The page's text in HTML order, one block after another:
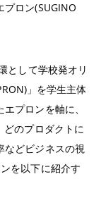
ロン(SUGINO
として学校発オリ
」を学生主体
プロンを軸に、
のプロダクトに
などビジネスの視
を以下に紹介す